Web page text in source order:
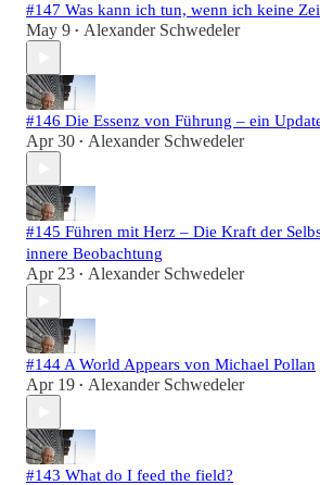
#147 Was kann ich tun, wenn ich keine
May 9 • Alexander Schwedeler
#146 Die Essenz von Führung – ein
Apr 30 • Alexander Schwedeler
#145 Führen mit Herz – Die Kraft der
innere Beobachtung
Apr 23 • Alexander Schwedeler
#144 A World Appears von Michael Pollan
Apr 19 • Alexander Schwedeler
#143 What do I feed the field?